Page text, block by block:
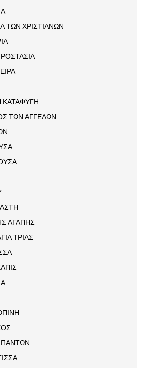
ΤΩΝ ΧΡΙΣΤΙΑΝΩΝ
ΤΩΝ ΑΓΓΕΛΩΝ
ΑΓΑΠΗΣ
ΤΡΙΑΣ